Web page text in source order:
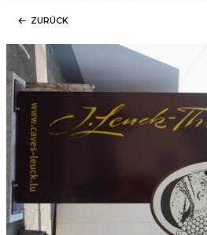
ZURÜCK